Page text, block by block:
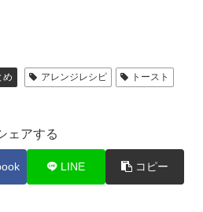
め アレンジレシピ
トースト
ェアする
LINE コピー